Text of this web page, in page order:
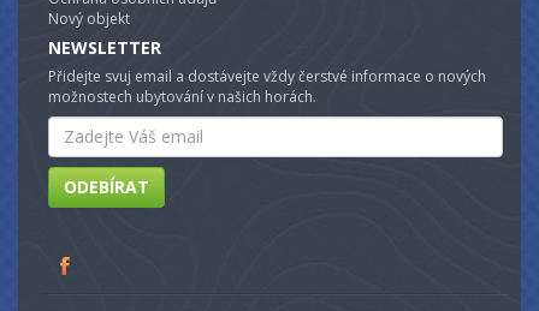
Nový objekt
NEWSLETTER
Přidejte svuj email a dostávejte vždy čerstvé informace o nových
možnostech ubytování v našich horách.
Email
ODEBÍRAT